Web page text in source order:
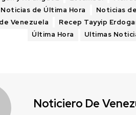
Noticias de Última Hora
Noticias
Venezuela
Recep Tayyip
Última Hora
Ultimas
Noticiero De